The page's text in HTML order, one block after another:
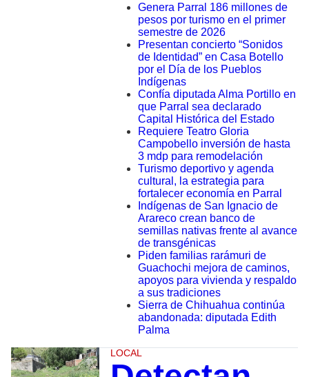
Genera Parral 186 millones de
pesos por turismo en el primer
semestre de 2026
Presentan concierto “Sonidos
de Identidad” en Casa Botello
por el Día de los Pueblos
Indígenas
Confía diputada Alma Portillo en
que Parral sea declarado
Capital Histórica del Estado
Requiere Teatro Gloria
Campobello inversión de hasta
3 mdp para remodelación
Turismo deportivo y agenda
cultural, la estrategia para
fortalecer economía en Parral
Indígenas de San Ignacio de
Arareco crean banco de
semillas nativas frente al avance
de transgénicas
Piden familias rarámuri de
Guachochi mejora de caminos,
apoyos para vivienda y respaldo
a sus tradiciones
Sierra de Chihuahua continúa
abandonada: diputada Edith
Palma
LOCAL